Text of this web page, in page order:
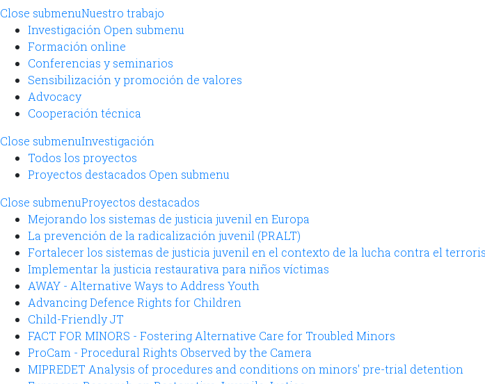
Close submenuNuestro trabajo
Investigación Open submenu
Formación online
Conferencias y seminarios
Sensibilización y promoción de valores
Advocacy
Cooperación técnica
Close submenuInvestigación
Todos los proyectos
Proyectos destacados Open submenu
Close submenuProyectos destacados
Mejorando los sistemas de justicia juvenil en Europa
La prevención de la radicalización juvenil (PRALT)
Fortalecer los sistemas de justicia juvenil en el contexto de la lucha contra el
Implementar la justicia restaurativa para niños víctimas
AWAY - Alternative Ways to Address Youth
Advancing Defence Rights for Children
Child-Friendly JT
FACT FOR MINORS - Fostering Alternative Care for Troubled Minors
ProCam - Procedural Rights Observed by the Camera
MIPREDET Analysis of procedures and conditions on minors' pre-trial detention